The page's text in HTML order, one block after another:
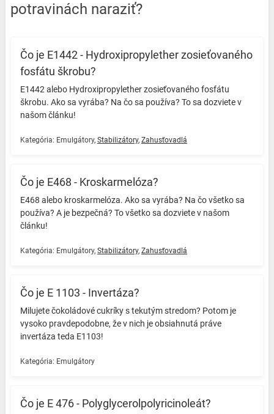
potravinách naraziť?
Čo je E1442 - Hydroxipropylether zosieťovaného
fosfátu škrobu?
E1442 alebo Hydroxipropylether zosieťovaného fosfátu
škrobu. Ako sa vyrába? Na čo sa používa? To sa dozviete v
našom článku! ️
Kategória: Emulgátory, Stabilizátory, Zahusťovadlá
Čo je E468 - Kroskarmelóza?
E468 alebo kroskarmelóza. Ako sa vyrába? Na čo všetko sa
používa? A je bezpečná? To všetko sa dozviete v našom
článku! ️
Kategória: Emulgátory, Stabilizátory, Zahusťovadlá
Čo je E 1103 - Invertáza?
Milujete čokoládové cukríky s tekutým stredom? ️Potom je
vysoko pravdepodobne, že v nich je obsiahnutá práve
invertáza teda E1103! ️
Kategória: Emulgátory
Čo je E 476 - Polyglycerolpolyricinoleát?